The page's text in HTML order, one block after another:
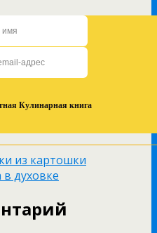
из картошки
духовке